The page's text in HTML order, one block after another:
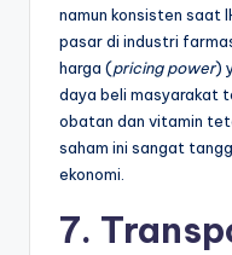
namun konsisten saat
pasar di industri
harga (pricing power)
daya beli masyarakat
obatan dan vitamin
saham ini sangat
ekonomi.
7.